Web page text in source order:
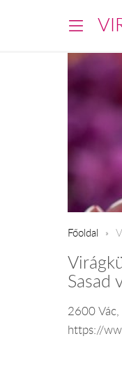
Főoldal
Sasad
2600
https://